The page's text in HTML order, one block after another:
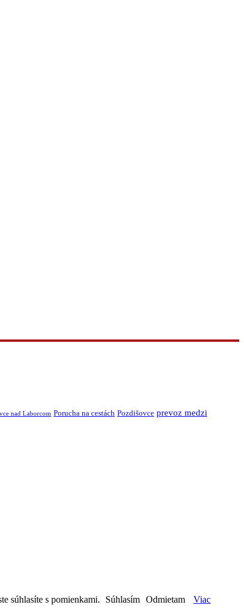
nad Laborcom Porucha na cestách Pozdišovce prevoz medzi
súhlasíte s pomienkami.
Súhlasím Odmietam
Viac